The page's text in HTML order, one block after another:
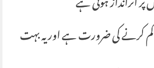
کم کرنے کی ضرورت ہے اور یہ بہت